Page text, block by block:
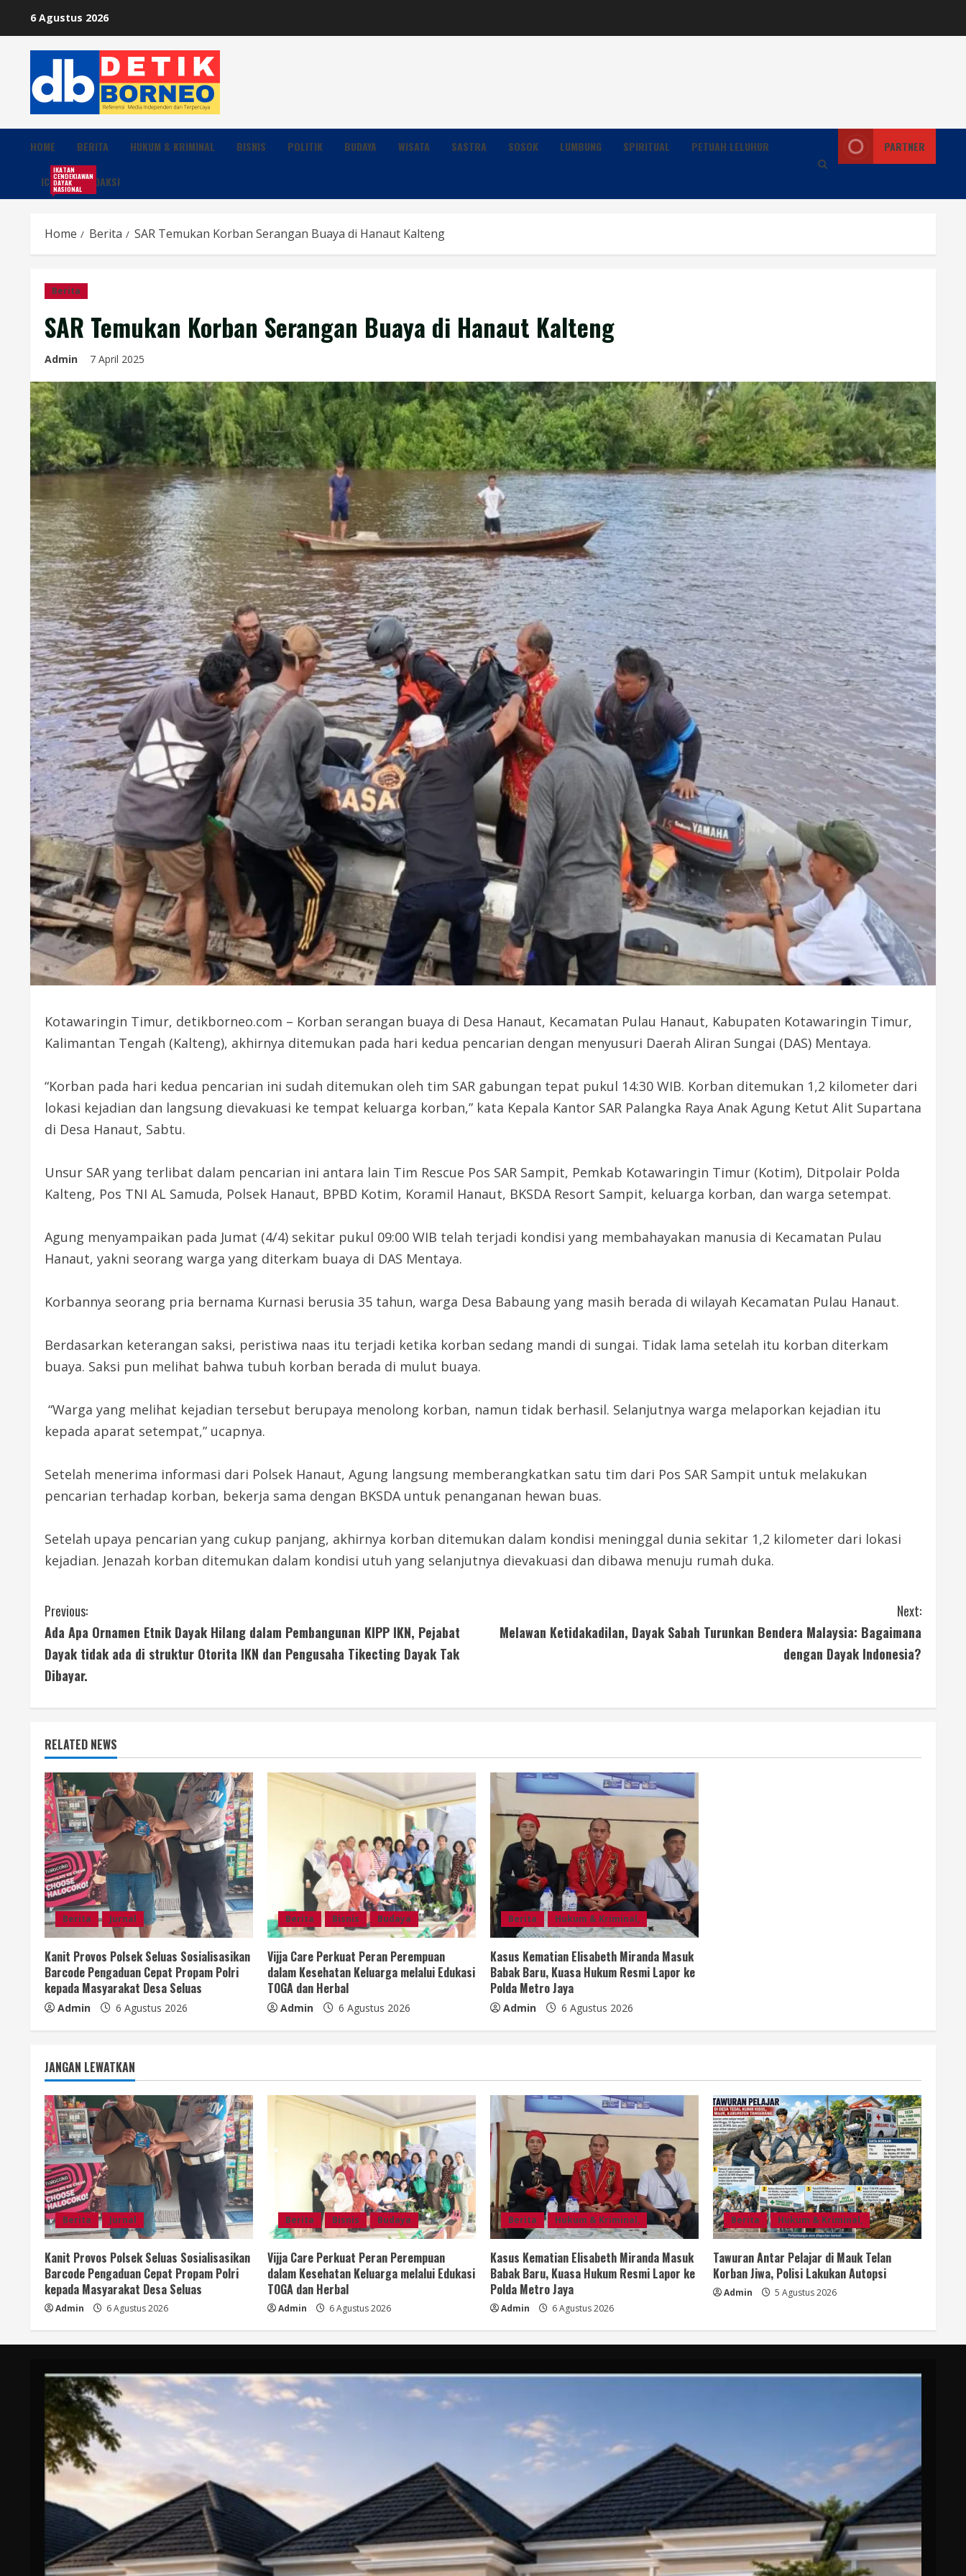
content
6 Agustus 2026
HOME BERITA HUKUM & KRIMINAL BISNIS POLITIK BUDAYA WISATA SASTRA SOSOK LUMBUNG SPIRITUAL PETUAH LELUHUR
ICDN
IKATAN
CENDEKIAWAN
DAYAK
NASIONALREDAKSI
PARTNER
Home Berita SAR Temukan Korban Serangan Buaya di Hanaut Kalteng
Berita
SAR Temukan Korban Serangan Buaya di Hanaut Kalteng
Admin 7 April 2025
Kotawaringin Timur, detikborneo.com – Korban serangan buaya di Desa Hanaut, Kecamatan Pulau Hanaut, Kabupaten Kotawaringin Timur,
Kalimantan Tengah (Kalteng), akhirnya ditemukan pada hari kedua pencarian dengan menyusuri Daerah Aliran Sungai (DAS) Mentaya.
“Korban pada hari kedua pencarian ini sudah ditemukan oleh tim SAR gabungan tepat pukul 14:30 WIB. Korban ditemukan 1,2 kilometer dari
lokasi kejadian dan langsung dievakuasi ke tempat keluarga korban,” kata Kepala Kantor SAR Palangka Raya Anak Agung Ketut Alit Supartana
di Desa Hanaut, Sabtu.
Unsur SAR yang terlibat dalam pencarian ini antara lain Tim Rescue Pos SAR Sampit, Pemkab Kotawaringin Timur (Kotim), Ditpolair Polda
Kalteng, Pos TNI AL Samuda, Polsek Hanaut, BPBD Kotim, Koramil Hanaut, BKSDA Resort Sampit, keluarga korban, dan warga setempat.
Agung menyampaikan pada Jumat (4/4) sekitar pukul 09:00 WIB telah terjadi kondisi yang membahayakan manusia di Kecamatan Pulau
Hanaut, yakni seorang warga yang diterkam buaya di DAS Mentaya.
Korbannya seorang pria bernama Kurnasi berusia 35 tahun, warga Desa Babaung yang masih berada di wilayah Kecamatan Pulau Hanaut.
Berdasarkan keterangan saksi, peristiwa naas itu terjadi ketika korban sedang mandi di sungai. Tidak lama setelah itu korban diterkam
buaya. Saksi pun melihat bahwa tubuh korban berada di mulut buaya.
“Warga yang melihat kejadian tersebut berupaya menolong korban, namun tidak berhasil. Selanjutnya warga melaporkan kejadian itu
kepada aparat setempat,” ucapnya.
Setelah menerima informasi dari Polsek Hanaut, Agung langsung memberangkatkan satu tim dari Pos SAR Sampit untuk melakukan
pencarian terhadap korban, bekerja sama dengan BKSDA untuk penanganan hewan buas.
Setelah upaya pencarian yang cukup panjang, akhirnya korban ditemukan dalam kondisi meninggal dunia sekitar 1,2 kilometer dari lokasi
kejadian. Jenazah korban ditemukan dalam kondisi utuh yang selanjutnya dievakuasi dan dibawa menuju rumah duka.
C
o
n
t
i
n
u
e
R
e
a
d
i
n
g
Previous:
Ada Apa Ornamen Etnik Dayak Hilang dalam Pembangunan KIPP IKN, Pejabat
Dayak tidak ada di struktur Otorita IKN dan Pengusaha Tikecting Dayak Tak
Dibayar.
Next:
Melawan Ketidakadilan, Dayak Sabah Turunkan Bendera Malaysia: Bagaimana
dengan Dayak Indonesia?
RELATED NEWS
Berita Jurnal
Kanit Provos Polsek Seluas Sosialisasikan
Barcode Pengaduan Cepat Propam Polri
kepada Masyarakat Desa Seluas
Admin 6 Agustus 2026
Berita Bisnis Budaya
Vijja Care Perkuat Peran Perempuan
dalam Kesehatan Keluarga melalui Edukasi
TOGA dan Herbal
Admin 6 Agustus 2026
Berita Hukum & Kriminal,
Kasus Kematian Elisabeth Miranda Masuk
Babak Baru, Kuasa Hukum Resmi Lapor ke
Polda Metro Jaya
Admin 6 Agustus 2026
JANGAN LEWATKAN
Berita Jurnal
Kanit Provos Polsek Seluas Sosialisasikan
Barcode Pengaduan Cepat Propam Polri
kepada Masyarakat Desa Seluas
Admin 6 Agustus 2026
Berita Bisnis Budaya
Vijja Care Perkuat Peran Perempuan
dalam Kesehatan Keluarga melalui Edukasi
TOGA dan Herbal
Admin 6 Agustus 2026
Berita Hukum & Kriminal,
Kasus Kematian Elisabeth Miranda Masuk
Babak Baru, Kuasa Hukum Resmi Lapor ke
Polda Metro Jaya
Admin 6 Agustus 2026
Berita Hukum & Kriminal,
Tawuran Antar Pelajar di Mauk Telan
Korban Jiwa, Polisi Lakukan Autopsi
Admin 5 Agustus 2026